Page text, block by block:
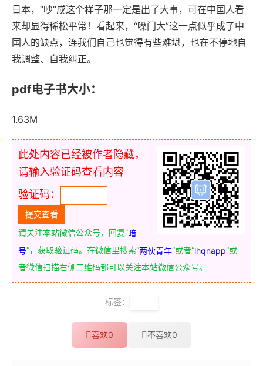
日本，“吵”成这个样子那一定是出了大事，可在中国人看
来却显得稀松平常！看起来，“嗓门大”这一点似乎成了中
国人的缺点，连我们自己也觉得有些难堪，也在不停地自
我调整、自我纠正。
pdf电子书大小：
1.63M
此处内容已经被作者隐藏，
请输入验证码查看内容
验证码：
请关注本站微信公众号，回复“暗
号”，获取验证码。在微信里搜索“两伙青年”或者“lhqnapp”或
者微信扫描右侧二维码都可以关注本站微信公众号。
标签：
喜欢0 不喜欢0